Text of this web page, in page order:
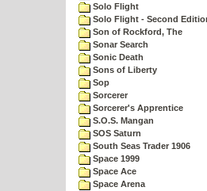
Solo Flight
Solo Flight - Second
Son of Rockford, The
Sonar Search
Sonic Death
Sons of Liberty
Sop
Sorcerer
Sorcerer's Apprentice
S.O.S. Mangan
SOS Saturn
South Seas Trader 1906
Space 1999
Space Ace
Space Arena